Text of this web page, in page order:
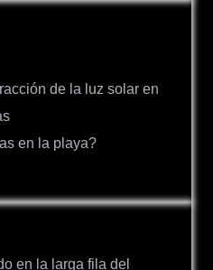
de la luz solar en
en la playa?
en la larga fila del